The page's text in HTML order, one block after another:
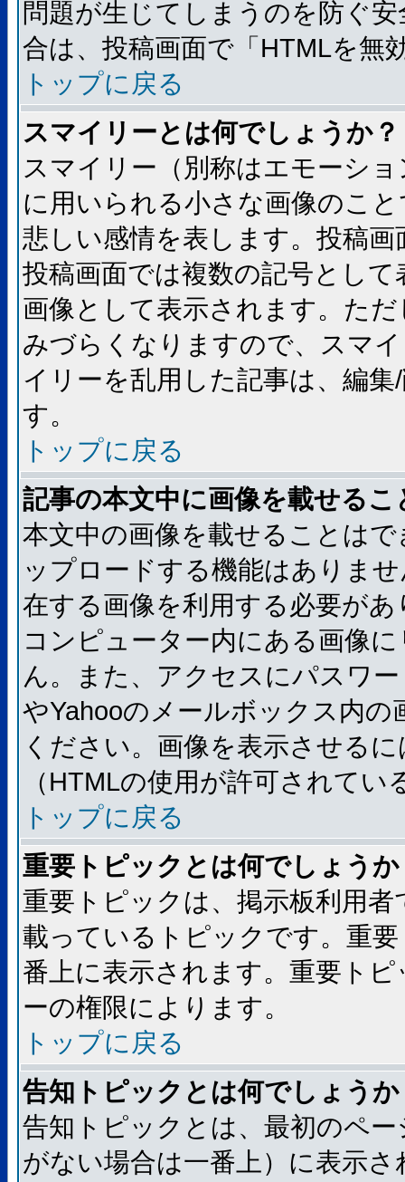
問題が生じてしまうのを防ぐ
合は、投稿画面で「HTMLを無
トップに戻る
スマイリーとは何でしょうか？
スマイリー（別称はエモーシ
に用いられる小さな画像のこ
悲しい感情を表します。投稿
投稿画面では複数の記号とし
画像として表示されます。た
みづらくなりますので、スマ
イリーを乱用した記事は、編
す。
トップに戻る
記事の本文中に画像を載せる
本文中の画像を載せることは
ップロードする機能はありま
在する画像を利用する必要が
コンピューター内にある画像
ん。また、アクセスにパスワ
やYahooのメールボックス内
ください。画像を表示させる
（HTMLの使用が許可されて
トップに戻る
重要トピックとは何でしょうか
重要トピックは、掲示板利用
載っているトピックです。重
番上に表示されます。重要ト
ーの権限によります。
トップに戻る
告知トピックとは何でしょうか
告知トピックとは、最初のペ
がない場合は一番上）に表示